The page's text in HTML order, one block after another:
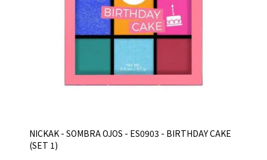
NICKAK - SOMBRA OJOS - ES0903 - BIRTHDAY CAKE
(SET 1)